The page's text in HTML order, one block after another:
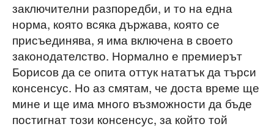
заключителни разпоредби, и то на една
норма, която всяка държава, която се
присъединява, я има включена в своето
законодателство. Нормално е премиерът
Борисов да се опита оттук нататък да търси
консенсус. Но аз смятам, че доста време ще
мине и ще има много възможности да бъде
постигнат този консенсус, за който той